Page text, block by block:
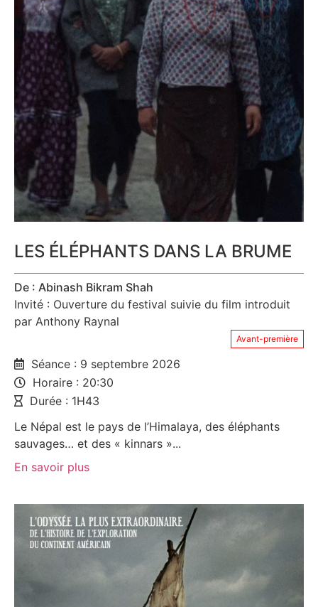
LES ÉLÉPHANTS DANS LA BRUME
De : Abinash Bikram Shah
Invité : Ouverture du festival suivie du film introduit
par Anthony Raynal
Avant-première
Séance : 9 septembre 2026
Horaire : 20:30
Durée : 1H43
Le Népal est le pays de l’Himalaya, des éléphants
sauvages… et des « kinnars »...
En savoir plus